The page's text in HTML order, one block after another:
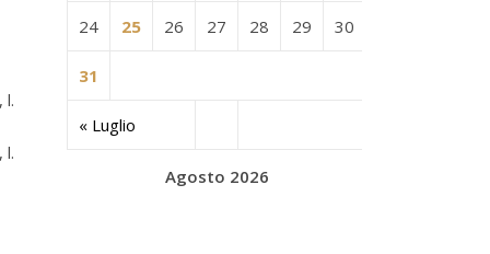
l.
l.
Agosto 2026
« Luglio
24 25 26 27 28 29 30
31